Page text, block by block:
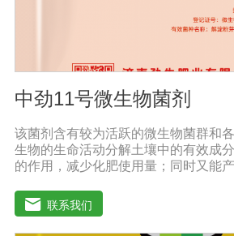
中劲11号微生物菌剂
该菌剂含有较为活跃的微生物菌群和
生物的生命活动分解土壤中的有效成
的作用，减少化肥使用量；同时又能
节植物生长;并且能产生抗生素、系统
可以抑制细菌或真菌性病害或诱导系
进植物生长的作用。【产品功能】1、
联系我们